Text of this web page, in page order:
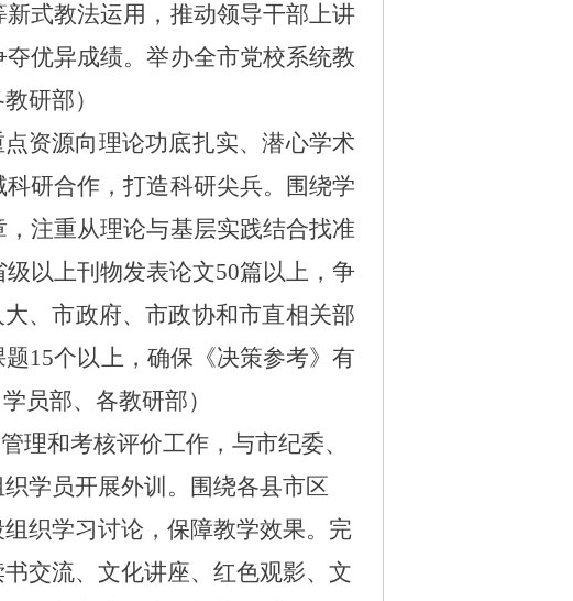
式教法运用，推动领导干部上讲
优异成绩。举办全市党校系统教
研部）
资源向理论功底扎实、潜心学术
研合作，打造科研尖兵。围绕学
，注重从理论与基层实践结合找准
以上刊物发表论文50篇以上，争
、市政府、市政协和市直相关部
15个以上，确保《决策参考》有
员部、各教研部）
理和考核评价工作， 与市纪委、
学员开展外训。围绕各县市区
织学习讨论，保障教学效果。完
交流、文化讲座、红色观影、文